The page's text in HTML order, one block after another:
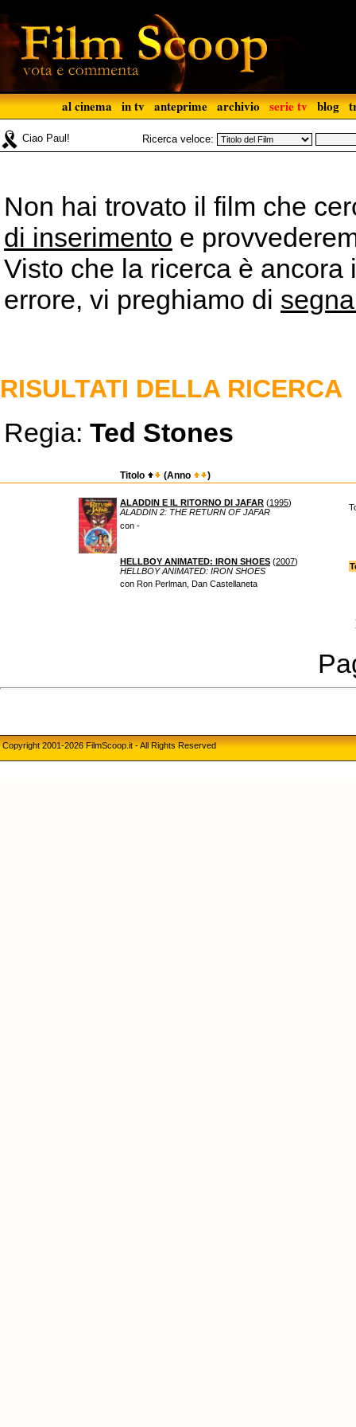
al cinema in tv anteprime archivio serie tv blog
Ciao Paul! Ricerca veloce:
Non hai trovato il film che
di inserimento e
Visto che la ricerca è
errore, vi preghiamo di
RISULTATI DELLA RICERCA
Regia: Ted Stones
Titolo (Anno )
ALADDIN E IL RITORNO DI JAFAR (1995)
ALADDIN 2: THE RETURN OF JAFAR
con -
HELLBOY ANIMATED: IRON SHOES (2007)
HELLBOY ANIMATED: IRON SHOES
con Ron Perlman, Dan Castellaneta
Copyright 2001-2026 FilmScoop.it - All Rights Reserved